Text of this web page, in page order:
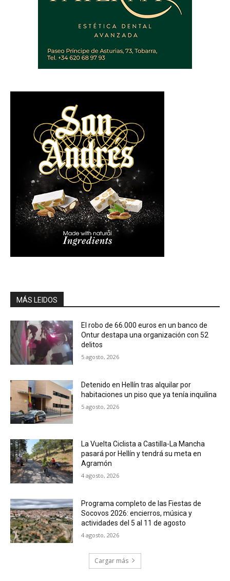
MÁS LEIDOS
El robo de 66.000 euros en un banco de
Ontur destapa una organización con 52
delitos
5 agosto, 2026
Detenido en Hellín tras alquilar por
habitaciones un piso que ya tenía inquilina
5 agosto, 2026
La Vuelta Ciclista a Castilla-La Mancha
pasará por Hellín y tendrá su meta en
Agramón
4 agosto, 2026
Programa completo de las Fiestas de
Socovos 2026: encierros, música y
actividades del 5 al 11 de agosto
4 agosto, 2026
Cargar más